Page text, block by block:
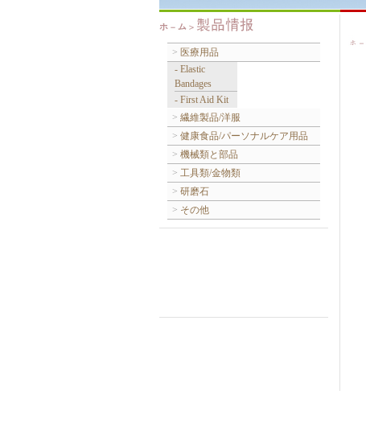
> 医療用品
- Elastic
Bandages
- First Aid Kit
> 繊維製品/洋服
> 健康食品/パーソナルケア用品
> 機械類と部品
> 工具類/金物類
> 研磨石
> その他